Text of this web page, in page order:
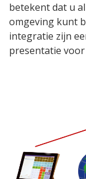
betekent dat u
omgeving kunt
integratie zijn
presentatie